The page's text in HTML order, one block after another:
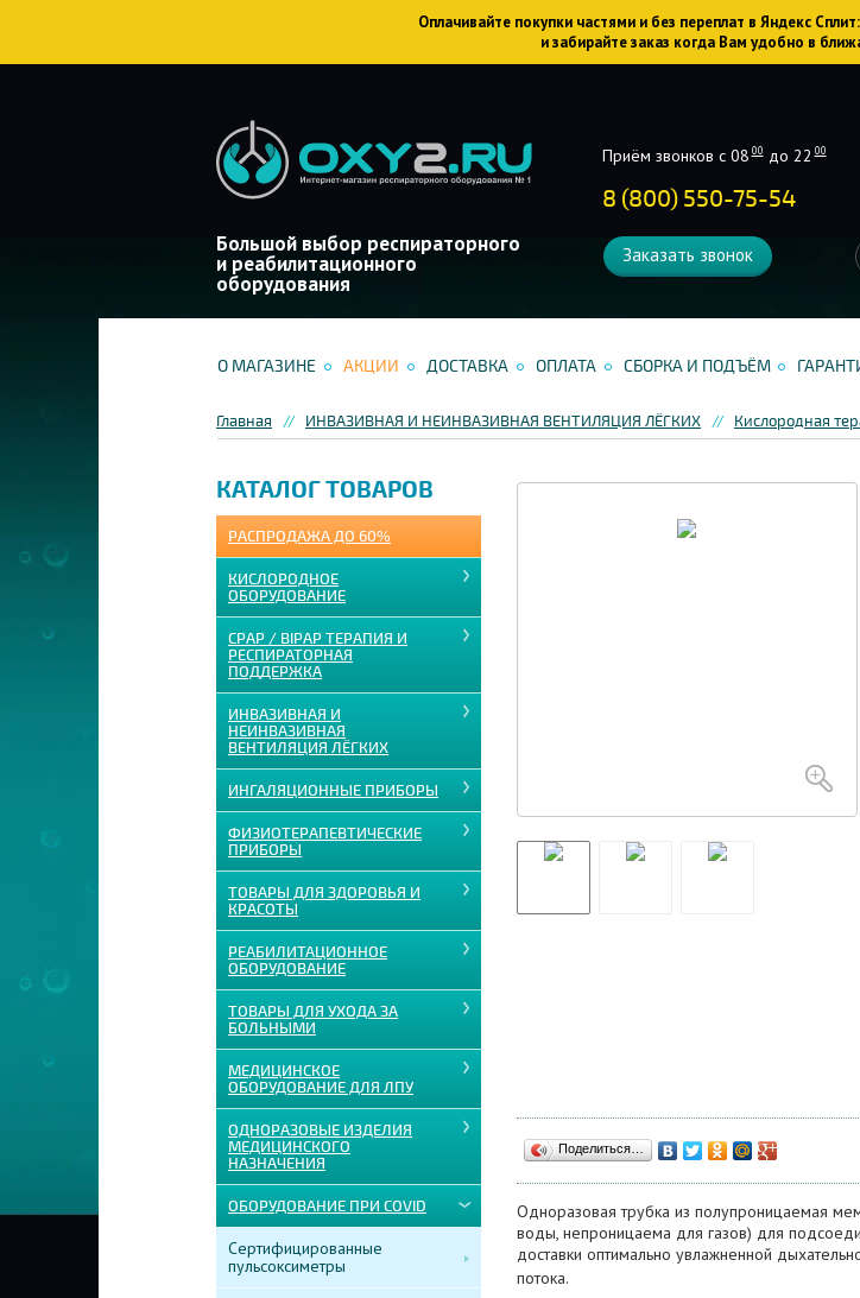
Оплачивайте покупки частями и без переплат в Яндекс
и забирайте заказ когда Вам удобно в
Большой выбор респираторного
и реабилитационного
оборудования
Приём звонков с 08 00до 22 00
8 (800) 550-75-54
Заказать звонок
О МАГАЗИНЕ АКЦИИ ДОСТАВКА ОПЛАТА СБОРКА И ПОДЪЁМ
Главная ИНВАЗИВНАЯ И НЕИНВАЗИВНАЯ ВЕНТИЛЯЦИЯ ЛЁГКИХ Кислородная
КАТАЛОГ ТОВАРОВ
РАСПРОДАЖА ДО 60%
КИСЛОРОДНОЕ
ОБОРУДОВАНИЕ
CPAP / BIPAP ТЕРАПИЯ И
РЕСПИРАТОРНАЯ
ПОДДЕРЖКА
ИНВАЗИВНАЯ И
НЕИНВАЗИВНАЯ
ВЕНТИЛЯЦИЯ ЛЁГКИХ
ИНГАЛЯЦИОННЫЕ ПРИБОРЫ
ФИЗИОТЕРАПЕВТИЧЕСКИЕ
ПРИБОРЫ
ТОВАРЫ ДЛЯ ЗДОРОВЬЯ И
КРАСОТЫ
РЕАБИЛИТАЦИОННОЕ
ОБОРУДОВАНИЕ
ТОВАРЫ ДЛЯ УХОДА ЗА
БОЛЬНЫМИ
МЕДИЦИНСКОЕ
ОБОРУДОВАНИЕ ДЛЯ ЛПУ
ОДНОРАЗОВЫЕ ИЗДЕЛИЯ
МЕДИЦИНСКОГО
НАЗНАЧЕНИЯ
ОБОРУДОВАНИЕ ПРИ COVID
Сертифицированные
пульсоксиметры
Поделиться…
Одноразовая трубка из полупроницаемая
воды, непроницаема для газов) для
доставки оптимально увлажненной
потока.